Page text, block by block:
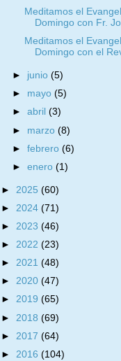
Meditamos el
Domingo con Fr.
Meditamos el
Domingo con el
► junio(5)
► mayo(5)
►abril(3)
► marzo(8)
►febrero(6)
►enero(1)
► 2025 (60)
► 2024 (71)
► 2023 (46)
► 2022 (23)
► 2021 (48)
► 2020 (47)
► 2019 (65)
► 2018 (69)
► 2017 (64)
► 2016 (104)